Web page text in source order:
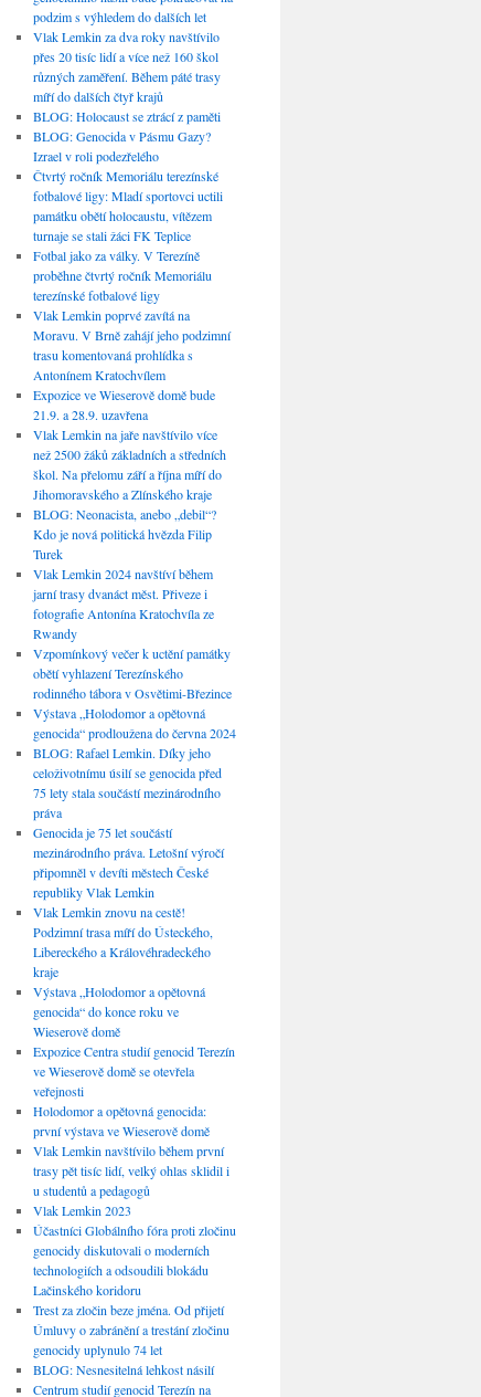
podzim s výhledem do dalších let
Vlak Lemkin za dva roky navštívilo
přes 20 tisíc lidí a více než 160 škol
různých zaměření. Během páté trasy
míří do dalších čtyř krajů
BLOG: Holocaust se ztrácí z paměti
BLOG: Genocida v Pásmu Gazy?
Izrael v roli podezřelého
Čtvrtý ročník Memoriálu terezínské
fotbalové ligy: Mladí sportovci uctili
památku obětí holocaustu, vítězem
turnaje se stali žáci FK Teplice
Fotbal jako za války. V Terezíně
proběhne čtvrtý ročník Memoriálu
terezínské fotbalové ligy
Vlak Lemkin poprvé zavítá na
Moravu. V Brně zahájí jeho podzimní
trasu komentovaná prohlídka s
Antonínem Kratochvílem
Expozice ve Wieserově domě bude
21.9. a 28.9. uzavřena
Vlak Lemkin na jaře navštívilo více
než 2500 žáků základních a středních
škol. Na přelomu září a října míří do
Jihomoravského a Zlínského kraje
BLOG: Neonacista, anebo „debil“?
Kdo je nová politická hvězda Filip
Turek
Vlak Lemkin 2024 navštíví během
jarní trasy dvanáct měst. Přiveze i
fotografie Antonína Kratochvíla ze
Rwandy
Vzpomínkový večer k uctění památky
obětí vyhlazení Terezínského
rodinného tábora v Osvětimi-Březince
Výstava „Holodomor a opětovná
genocida“ prodloužena do června 2024
BLOG: Rafael Lemkin. Díky jeho
celoživotnímu úsilí se genocida před
75 lety stala součástí mezinárodního
práva
Genocida je 75 let součástí
mezinárodního práva. Letošní výročí
připomněl v devíti městech České
republiky Vlak Lemkin
Vlak Lemkin znovu na cestě!
Podzimní trasa míří do Ústeckého,
Libereckého a Královéhradeckého
kraje
Výstava „Holodomor a opětovná
genocida“ do konce roku ve
Wieserově domě
Expozice Centra studií genocid Terezín
ve Wieserově domě se otevřela
veřejnosti
Holodomor a opětovná genocida:
první výstava ve Wieserově domě
Vlak Lemkin navštívilo během první
trasy pět tisíc lidí, velký ohlas sklidil i
u studentů a pedagogů
Vlak Lemkin 2023
Účastníci Globálního fóra proti zločinu
genocidy diskutovali o moderních
technologiích a odsoudili blokádu
Lačinského koridoru
Trest za zločin beze jména. Od přijetí
Úmluvy o zabránění a trestání zločinu
genocidy uplynulo 74 let
BLOG: Nesnesitelná lehkost násilí
Centrum studií genocid Terezín na